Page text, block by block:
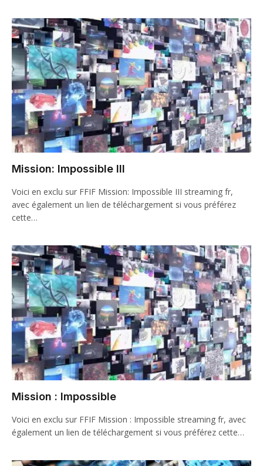
Mission: Impossible III
Voici en exclu sur FFIF Mission: Impossible III streaming fr,
avec également un lien de téléchargement si vous préférez
cette…
Mission : Impossible
Voici en exclu sur FFIF Mission : Impossible streaming fr, avec
également un lien de téléchargement si vous préférez cette…